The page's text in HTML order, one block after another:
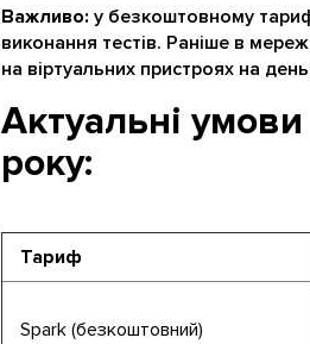
Важливо: у безкоштовному
виконання тестів. Раніше в
на віртуальних пристроях на
Актуальні
року:
Тариф
Spark (безкоштовний)